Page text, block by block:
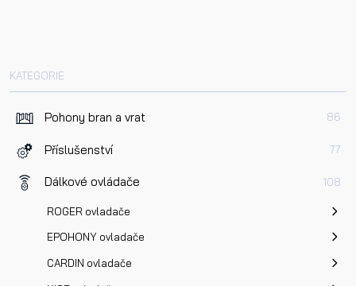
KATEGORIE
Pohony bran a vrat 86
Příslušenství 77
Dálkové ovládače 108
ROGER ovladače
EPOHONY ovladače
CARDIN ovladače
E-mail
Dotaz k produktu
Přečetl/a jsem si a jsem srozuměn/a se
Zásadami